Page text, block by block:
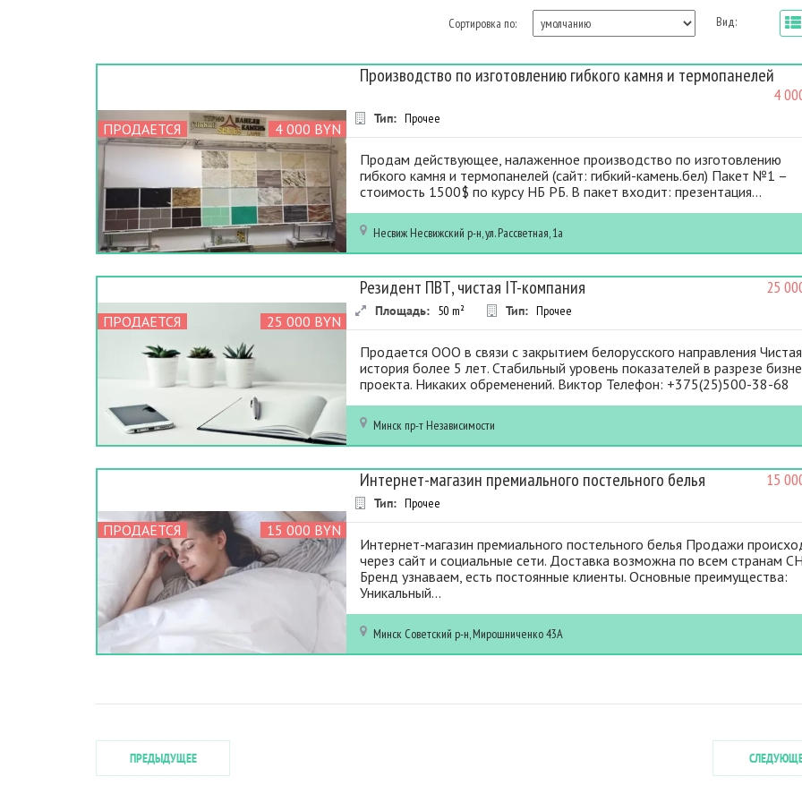
Сортировка по: Вид:
ПРОДАЕТСЯ 4 000 BYN
Производство по изготовлению гибкого камня и термопанелей
4
Тип: Прочее
Продам действующее, налаженное производство по изготовлению
гибкого камня и термопанелей (сайт: гибкий-камень.бел) Пакет №1 –
стоимость 1500$ по курсу НБ РБ. В пакет входит: презентация...
Несвиж Несвижский р-н, ул. Рассветная, 1а
ПРОДАЕТСЯ 25 000 BYN
Резидент ПВТ, чистая IT-компания 25
Площадь: 50 m² Тип: Прочее
Продается ООО в связи с закрытием белорусского направления Чистая
история более 5 лет. Стабильный уровень показателей в разрезе
проекта. Никаких обременений. Виктор Телефон: +375(25)500-38-68
Минск пр-т Независимости
ПРОДАЕТСЯ 15 000 BYN
Интернет-магазин премиального постельного белья 15
Тип: Прочее
Интернет-магазин премиального постельного белья Продажи
через сайт и социальные сети. Доставка возможна по всем странам
Бренд узнаваем, есть постоянные клиенты. Основные преимущества:
Уникальный...
Минск Советский р-н, Мирошниченко 43А
ПРЕДЫДУЩЕЕ